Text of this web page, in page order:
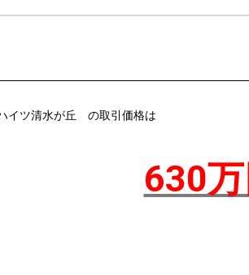
イツ清水が丘 の取引価格は
630